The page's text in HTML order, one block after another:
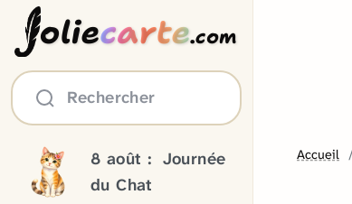
oliecarte.com
Rechercher
8 août : Journée
du Chat
Accueil